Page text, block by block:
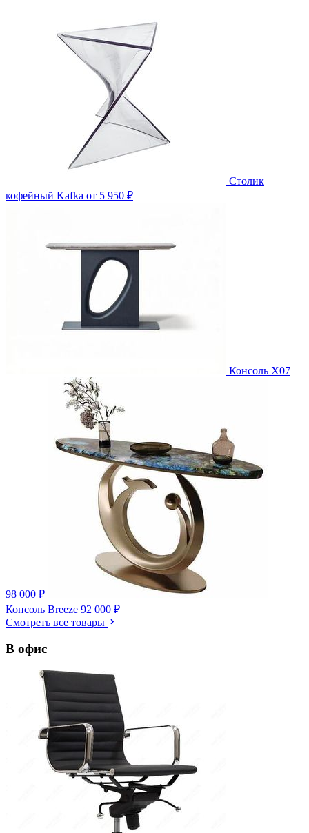
Столик
кофейный Kafka от 5 950 ₽
Консоль X07
98 000 ₽
Консоль Breeze 92 000 ₽
Смотреть все товары
В офис